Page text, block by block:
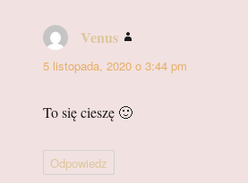
Venus
5 listopada, 2020 o 3:44 pm
To się cieszę 🙂
Odpowiedz